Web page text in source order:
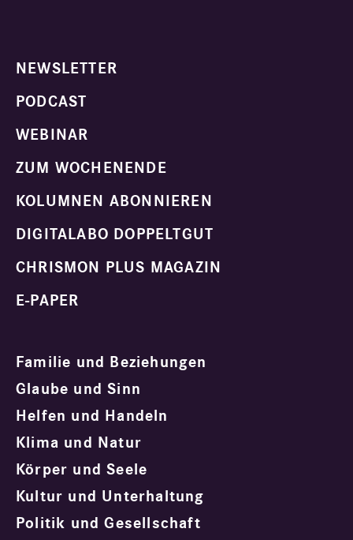
NEWSLETTER
PODCAST
WEBINAR
ZUM WOCHENENDE
KOLUMNEN ABONNIEREN
DIGITALABO DOPPELTGUT
CHRISMON PLUS MAGAZIN
E-PAPER
Familie und Beziehungen
Glaube und Sinn
Helfen und Handeln
Klima und Natur
Körper und Seele
Kultur und Unterhaltung
Politik und Gesellschaft